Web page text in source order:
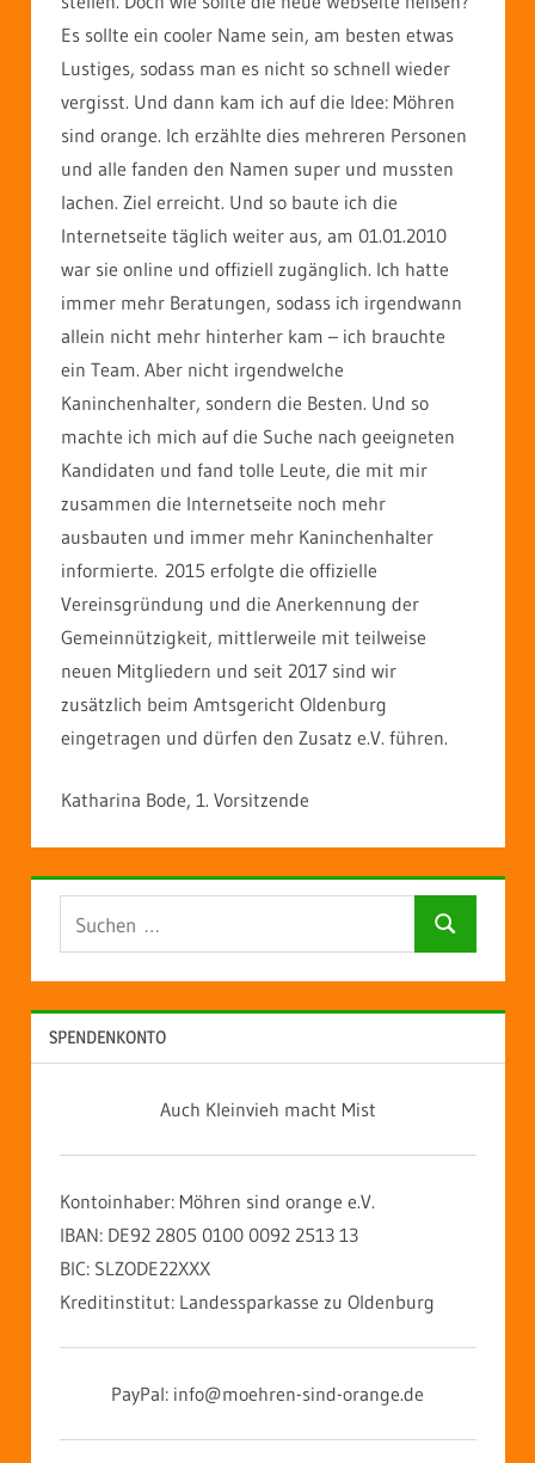
Es sollte ein cooler Name sein, am besten etwas
Lustiges, sodass man es nicht so schnell wieder
vergisst. Und dann kam ich auf die Idee: Möhren
sind orange. Ich erzählte dies mehreren Personen
und alle fanden den Namen super und mussten
lachen. Ziel erreicht. Und so baute ich die
Internetseite täglich weiter aus, am 01.01.2010
war sie online und offiziell zugänglich. Ich hatte
immer mehr Beratungen, sodass ich irgendwann
allein nicht mehr hinterher kam – ich brauchte
ein Team. Aber nicht irgendwelche
Kaninchenhalter, sondern die Besten. Und so
machte ich mich auf die Suche nach geeigneten
Kandidaten und fand tolle Leute, die mit mir
zusammen die Internetseite noch mehr
ausbauten und immer mehr Kaninchenhalter
informierte. 2015 erfolgte die offizielle
Vereinsgründung und die Anerkennung der
Gemeinnützigkeit, mittlerweile mit teilweise
neuen Mitgliedern und seit 2017 sind wir
zusätzlich beim Amtsgericht Oldenburg
eingetragen und dürfen den Zusatz e.V. führen.
Katharina Bode, 1. Vorsitzende
Suchen
SPENDENKONTO
Auch Kleinvieh macht Mist
Kontoinhaber: Möhren sind orange e.V.
IBAN: DE92 2805 0100 0092 2513 13
BIC: SLZODE22XXX
Kreditinstitut: Landessparkasse zu Oldenburg
PayPal: info@moehren-sind-orange.de